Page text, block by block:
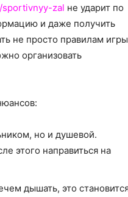
о zal не ударит по
и даже получить
не просто правилам
организовать
но и душевой.
этого направиться на
дышать, это